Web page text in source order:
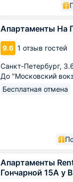
Апартаменты На
9.6 1 отзыв гостей
Санкт-Петербург,
До "Московский
Бесплатная отмена
Апартаменты
Гончарной 15А у